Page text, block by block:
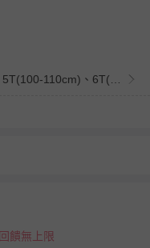
饋無上限